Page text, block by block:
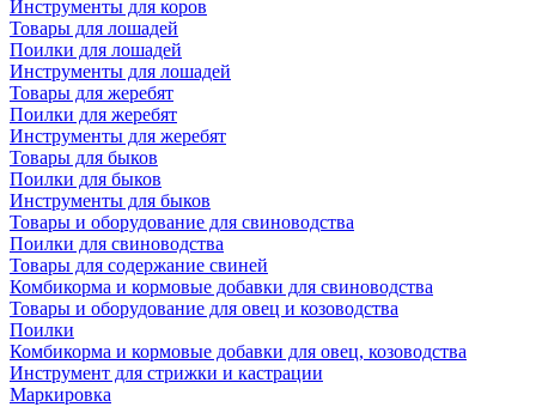
Инструменты для коров
Товары для лошадей
Поилки для лошадей
Инструменты для лошадей
Товары для жеребят
Поилки для жеребят
Инструменты для жеребят
Товары для быков
Поилки для быков
Инструменты для быков
Товары и оборудование для свиноводства
Поилки для свиноводства
Товары для содержание свиней
Комбикорма и кормовые добавки для свиноводства
Товары и оборудование для овец и козоводства
Поилки
Комбикорма и кормовые добавки для овец, козоводства
Инструмент для стрижки и кастрации
Маркировка